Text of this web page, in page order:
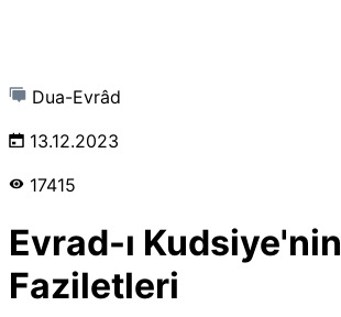
Dua-Evrâd
13.12.2023
17415
Evrad-ı Kudsiye'nin
Faziletleri